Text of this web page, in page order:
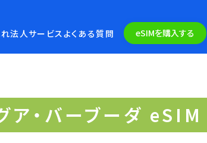
法人サービス よくある質問 eSIMを購入する
ア・バーブーダ eSIM